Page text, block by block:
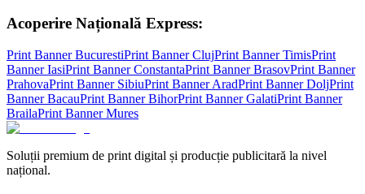
Acoperire Națională Express:
Print BannerBucurestiPrint BannerClujPrint BannerTimisPrint
BannerIasiPrint BannerConstantaPrint BannerBrasovPrint Banner
PrahovaPrint Banner SibiuPrint BannerAradPrint BannerDoljPrint
BannerBacauPrint BannerBihorPrint BannerGalatiPrint Banner
BrailaPrint BannerMures
Soluții premium de print digital și producție publicitară la nivel
național.